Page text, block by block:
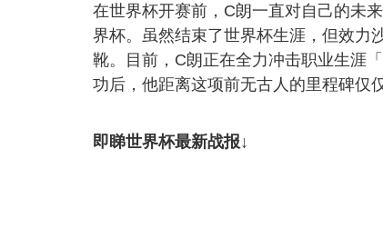
在世界杯开赛前，C朗一直对自己的未
界杯。虽然结束了世界杯生涯，但效力
靴。目前，C朗正在全力冲击职业生涯
功后，他距离这项前无古人的里程碑仅
即睇世界杯最新战报↓